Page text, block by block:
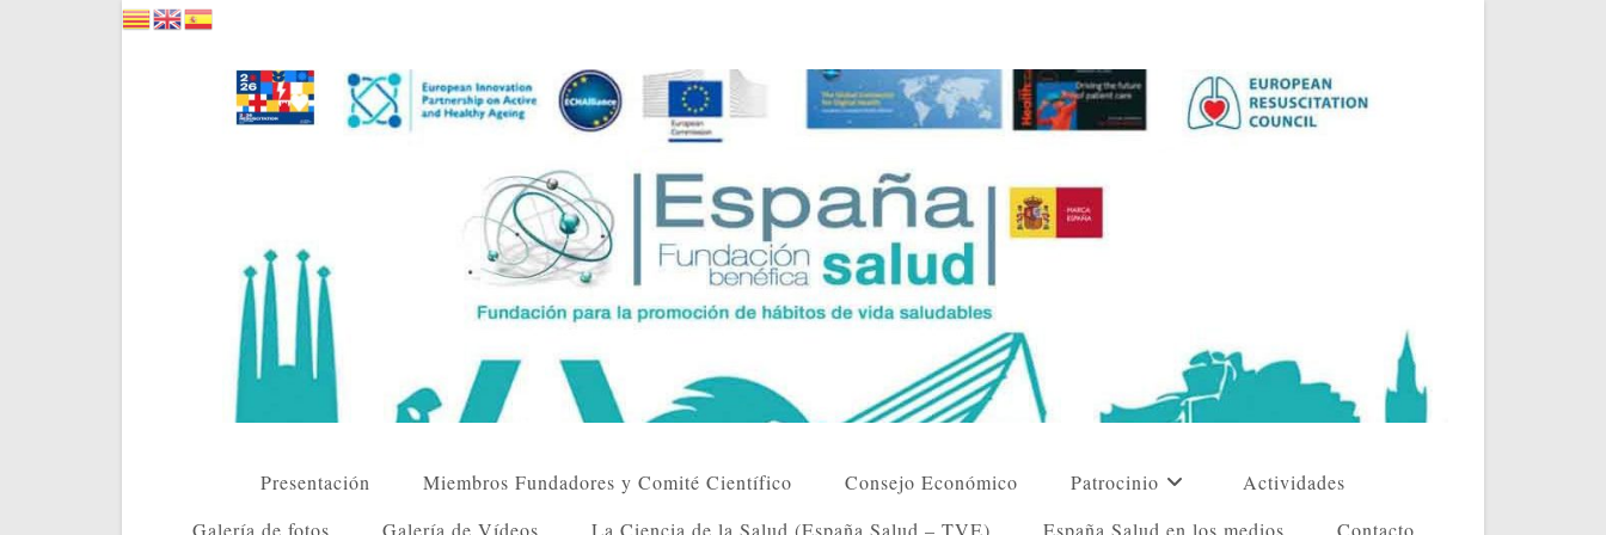
Presentación Miembros Fundadores y Comité Científico Consejo Económico Patrocinio
Actividades
Galería de fotos
Galería de Vídeos La Ciencia de la Salud (España Salud – TVE) España Salud en los medios Contacto